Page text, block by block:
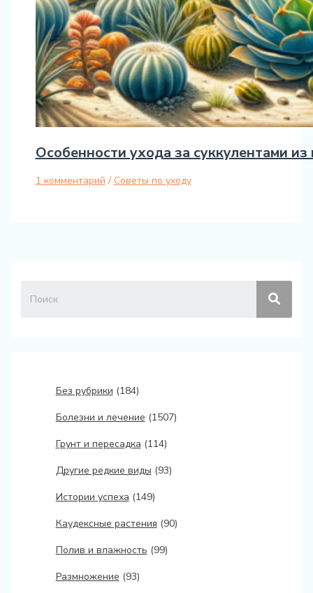
Особенности ухода за суккулентами из
1 комментарий / Советы по уходу
Без рубрики (184)
Болезни и лечение (1507)
Грунт и пересадка (114)
Другие редкие виды (93)
Истории успеха (149)
Каудексные растения (90)
Полив и влажность (99)
Размножение (93)